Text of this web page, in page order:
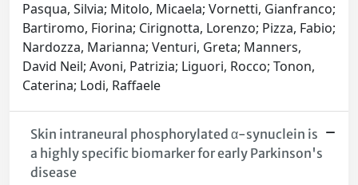
Pasqua, Silvia; Mitolo, Micaela; Vornetti, Gianfranco;
Bartiromo, Fiorina; Cirignotta, Lorenzo; Pizza, Fabio;
Nardozza, Marianna; Venturi, Greta; Manners,
David Neil; Avoni, Patrizia; Liguori, Rocco; Tonon,
Caterina; Lodi, Raffaele
Skin intraneural phosphorylated α-synuclein is
a highly specific biomarker for early Parkinson's
disease